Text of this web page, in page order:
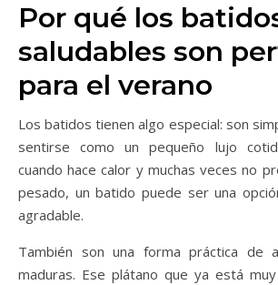
Por qué los
saludables son
para el verano
Los batidos tienen algo especial: son
sentirse como un pequeño lujo
cuando hace calor y muchas veces no
pesado, un batido puede ser una
agradable.
También son una forma práctica de
maduras. Ese plátano que ya está